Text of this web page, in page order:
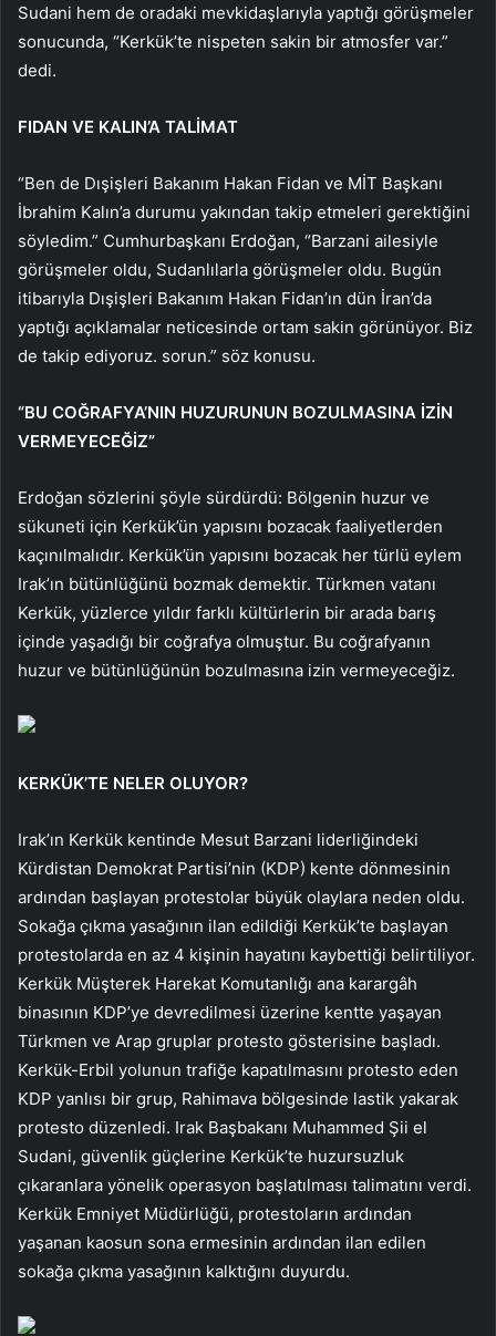
Sudani hem de oradaki mevkidaşlarıyla yaptığı görüşmeler
sonucunda, “Kerkük’te nispeten sakin bir atmosfer var.”
dedi.
FIDAN VE KALIN’A TALİMAT
“Ben de Dışişleri Bakanım Hakan Fidan ve MİT Başkanı
İbrahim Kalın’a durumu yakından takip etmeleri gerektiğini
söyledim.” Cumhurbaşkanı Erdoğan, “Barzani ailesiyle
görüşmeler oldu, Sudanlılarla görüşmeler oldu. Bugün
itibarıyla Dışişleri Bakanım Hakan Fidan’ın dün İran’da
yaptığı açıklamalar neticesinde ortam sakin görünüyor. Biz
de takip ediyoruz. sorun.” söz konusu.
“BU COĞRAFYA’NIN HUZURUNUN BOZULMASINA İZİN
VERMEYECEĞİZ”
Erdoğan sözlerini şöyle sürdürdü: Bölgenin huzur ve
sükuneti için Kerkük’ün yapısını bozacak faaliyetlerden
kaçınılmalıdır. Kerkük’ün yapısını bozacak her türlü eylem
Irak’ın bütünlüğünü bozmak demektir. Türkmen vatanı
Kerkük, yüzlerce yıldır farklı kültürlerin bir arada barış
içinde yaşadığı bir coğrafya olmuştur. Bu coğrafyanın
huzur ve bütünlüğünün bozulmasına izin vermeyeceğiz.
KERKÜK’TE NELER OLUYOR?
Irak’ın Kerkük kentinde Mesut Barzani liderliğindeki
Kürdistan Demokrat Partisi’nin (KDP) kente dönmesinin
ardından başlayan protestolar büyük olaylara neden oldu.
Sokağa çıkma yasağının ilan edildiği Kerkük’te başlayan
protestolarda en az 4 kişinin hayatını kaybettiği belirtiliyor.
Kerkük Müşterek Harekat Komutanlığı ana karargâh
binasının KDP’ye devredilmesi üzerine kentte yaşayan
Türkmen ve Arap gruplar protesto gösterisine başladı.
Kerkük-Erbil yolunun trafiğe kapatılmasını protesto eden
KDP yanlısı bir grup, Rahimava bölgesinde lastik yakarak
protesto düzenledi. Irak Başbakanı Muhammed Şii el
Sudani, güvenlik güçlerine Kerkük’te huzursuzluk
çıkaranlara yönelik operasyon başlatılması talimatını verdi.
Kerkük Emniyet Müdürlüğü, protestoların ardından
yaşanan kaosun sona ermesinin ardından ilan edilen
sokağa çıkma yasağının kalktığını duyurdu.